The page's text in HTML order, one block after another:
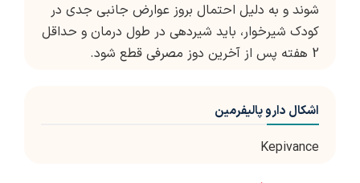
شوند و به دلیل احتمال بروز عوارض جانبی جدی در
کودک شیرخوار، باید شیردهی در طول درمان و حداقل
2 هفته پس از آخرین دوز مصرفی قطع شود.
اشکال دارو پالیفرمین
Kepivance